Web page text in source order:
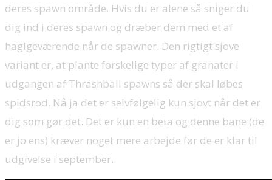
deres spawn område. Hvis du er alene så sniger du
dig ind i deres spawn og dræber dem med et af
haglgeværende når de spawner. Den rigtigt sjove
variant er, at plante forskelige typer af granater i
udgangen af Thrashball spawns så der skal løbes
spidsrod. Nå ja det er selvfølgelig kun sjovt når det er
dig som gør det. Det er kun en beta og denne bane (de
er jo ens) kræver noget mere arbejde før de er klar til
udgivelse i september.